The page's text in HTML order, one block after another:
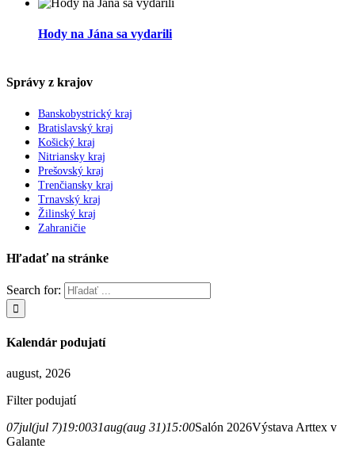
Hody na Jána sa vydarili
Správy z krajov
Banskobystrický kraj
Bratislavský kraj
Košický kraj
Nitriansky kraj
Prešovský kraj
Trenčiansky kraj
Trnavský kraj
Žilinský kraj
Zahraničie
Hľadať na stránke
Search for:
Kalendár podujatí
august, 2026
Filter podujatí
07jul(jul 7)19:0031aug(aug 31)15:00Salón 2026Výstava Arttex v
Galante